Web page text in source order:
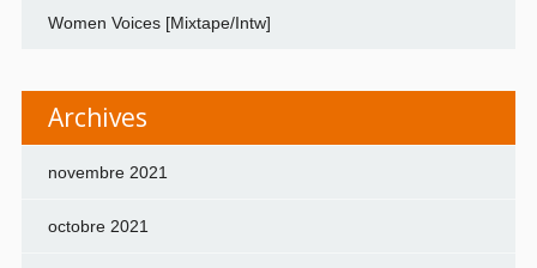
Women Voices [Mixtape/Intw]
Archives
novembre 2021
octobre 2021